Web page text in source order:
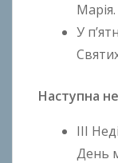
У
Наступна
ІІI
День